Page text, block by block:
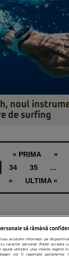
noul
de surfing
« PRIMA «
34 35 ...
» ULTIMA »
să rămână
sau accesăm informații pe
caracter personal. Puteți accepta
utilizării unui interes legitim în
vor fi raportate